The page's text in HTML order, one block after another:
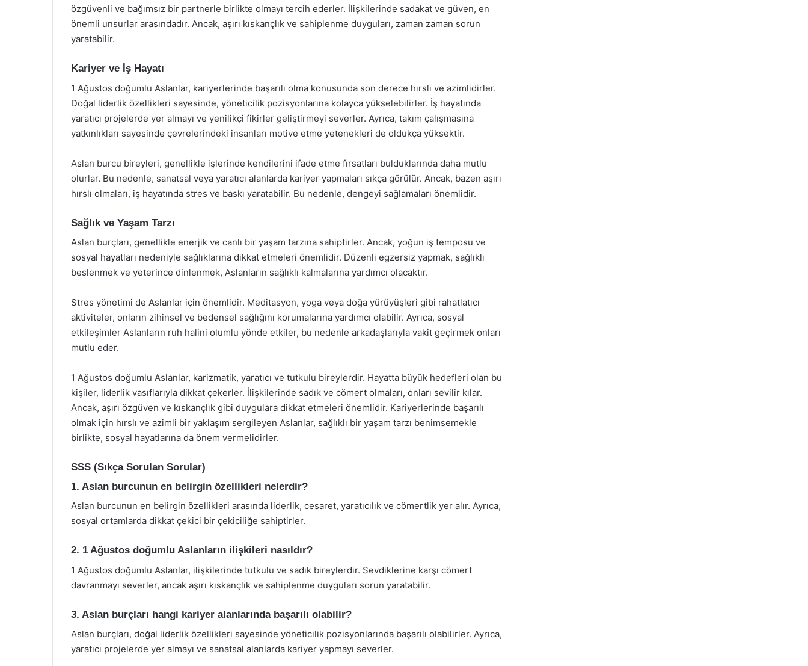
özgüvenli ve bağımsız bir partnerle birlikte olmayı tercih ederler. İlişkilerinde sadakat ve güven, en
önemli unsurlar arasındadır. Ancak, aşırı kıskançlık ve sahiplenme duyguları, zaman zaman sorun
yaratabilir.
Kariyer ve İş Hayatı
1 Ağustos doğumlu Aslanlar, kariyerlerinde başarılı olma konusunda son derece hırslı ve azimlidirler.
Doğal liderlik özellikleri sayesinde, yöneticilik pozisyonlarına kolayca yükselebilirler. İş hayatında
yaratıcı projelerde yer almayı ve yenilikçi fikirler geliştirmeyi severler. Ayrıca, takım çalışmasına
yatkınlıkları sayesinde çevrelerindeki insanları motive etme yetenekleri de oldukça yüksektir.
Aslan burcu bireyleri, genellikle işlerinde kendilerini ifade etme fırsatları bulduklarında daha mutlu
olurlar. Bu nedenle, sanatsal veya yaratıcı alanlarda kariyer yapmaları sıkça görülür. Ancak, bazen aşırı
hırslı olmaları, iş hayatında stres ve baskı yaratabilir. Bu nedenle, dengeyi sağlamaları önemlidir.
Sağlık ve Yaşam Tarzı
Aslan burçları, genellikle enerjik ve canlı bir yaşam tarzına sahiptirler. Ancak, yoğun iş temposu ve
sosyal hayatları nedeniyle sağlıklarına dikkat etmeleri önemlidir. Düzenli egzersiz yapmak, sağlıklı
beslenmek ve yeterince dinlenmek, Aslanların sağlıklı kalmalarına yardımcı olacaktır.
Stres yönetimi de Aslanlar için önemlidir. Meditasyon, yoga veya doğa yürüyüşleri gibi rahatlatıcı
aktiviteler, onların zihinsel ve bedensel sağlığını korumalarına yardımcı olabilir. Ayrıca, sosyal
etkileşimler Aslanların ruh halini olumlu yönde etkiler, bu nedenle arkadaşlarıyla vakit geçirmek onları
mutlu eder.
1 Ağustos doğumlu Aslanlar, karizmatik, yaratıcı ve tutkulu bireylerdir. Hayatta büyük hedefleri olan bu
kişiler, liderlik vasıflarıyla dikkat çekerler. İlişkilerinde sadık ve cömert olmaları, onları sevilir kılar.
Ancak, aşırı özgüven ve kıskançlık gibi duygulara dikkat etmeleri önemlidir. Kariyerlerinde başarılı
olmak için hırslı ve azimli bir yaklaşım sergileyen Aslanlar, sağlıklı bir yaşam tarzı benimsemekle
birlikte, sosyal hayatlarına da önem vermelidirler.
SSS (Sıkça Sorulan Sorular)
1. Aslan burcunun en belirgin özellikleri nelerdir?
Aslan burcunun en belirgin özellikleri arasında liderlik, cesaret, yaratıcılık ve cömertlik yer alır. Ayrıca,
sosyal ortamlarda dikkat çekici bir çekiciliğe sahiptirler.
2. 1 Ağustos doğumlu Aslanların ilişkileri nasıldır?
1 Ağustos doğumlu Aslanlar, ilişkilerinde tutkulu ve sadık bireylerdir. Sevdiklerine karşı cömert
davranmayı severler, ancak aşırı kıskançlık ve sahiplenme duyguları sorun yaratabilir.
3. Aslan burçları hangi kariyer alanlarında başarılı olabilir?
Aslan burçları, doğal liderlik özellikleri sayesinde yöneticilik pozisyonlarında başarılı olabilirler. Ayrıca,
yaratıcı projelerde yer almayı ve sanatsal alanlarda kariyer yapmayı severler.